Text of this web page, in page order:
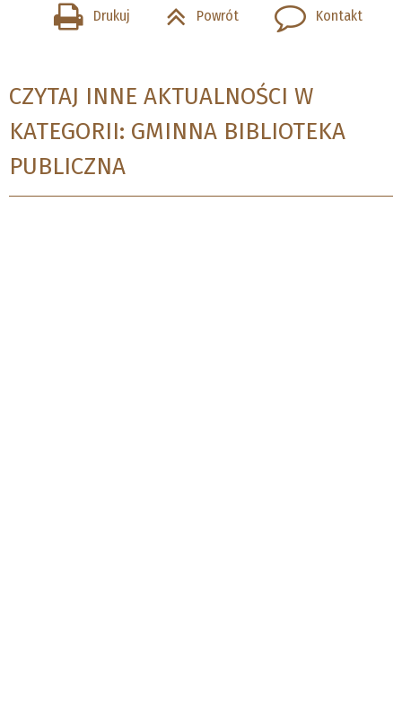
Drukuj Powrót Kontakt
CZYTAJ INNE AKTUALNOŚCI W
KATEGORII: GMINNA BIBLIOTEKA
PUBLICZNA